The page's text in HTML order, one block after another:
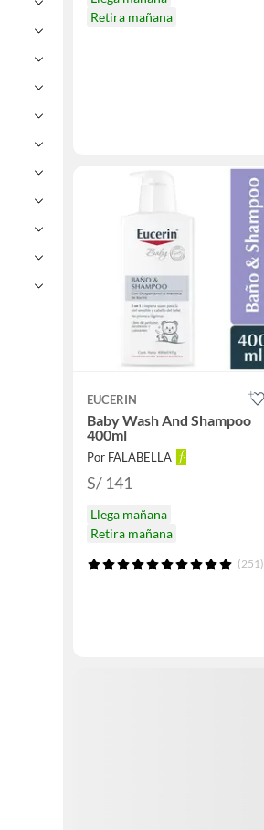
Retira mañana
EUCERIN
Baby Wash And Shampoo
400ml
Por FALABELLA
S/ 141
Llega mañana
Retira mañana
(251)